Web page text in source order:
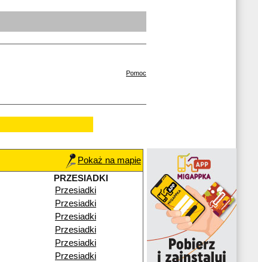
Pomoc
Pokaż na mapie
PRZESIADKI
Przesiadki
Przesiadki
Przesiadki
Przesiadki
Przesiadki
Przesiadki